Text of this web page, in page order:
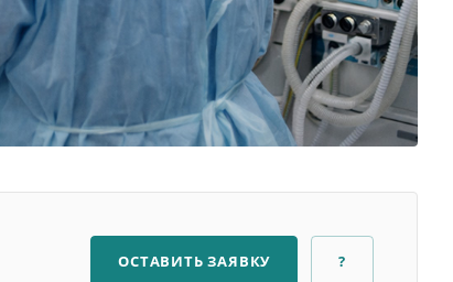
ОСТАВИТЬ ЗАЯВКУ ?